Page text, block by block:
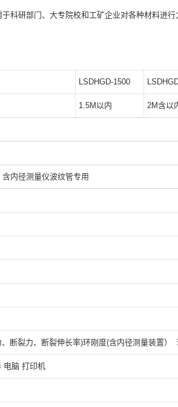
科研部门、大专院校和工矿企业对各种材料进
LSDHGD-1500
1.5M以内 2M含以
含内径测量仪波纹管专用
断裂力、断裂伸长率)环刚度(含内径测量装置
电脑 打印机